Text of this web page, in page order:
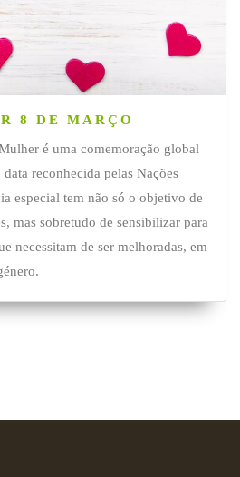
8 DE MARÇO
é uma comemoração global
reconhecida pelas Nações
especial tem não só o objetivo de
mas sobretudo de sensibilizar para
necessitam de ser melhoradas, em